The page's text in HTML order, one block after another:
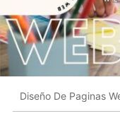
Diseño De Paginas